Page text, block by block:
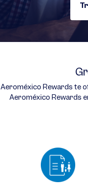
Aeroméxico Rewards te
Aeroméxico Rewards